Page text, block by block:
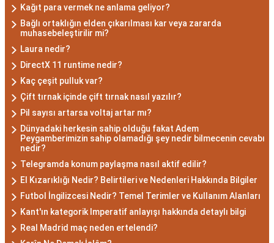
Akrep Burcu Erkeği
Özellikleri: Güçlü ve
Karizmatik
Akrep burcu erkeği, genellikle güçlü bir karaktere
ve derin bir içsel güce sahiptir. Karizmatik ve
etkileyici kişilikleriyle dikkat çekerler. Akrep burcu
erkekleri, duygusal derinlikleri ve tutkulu
yaklaşımlarıyla ilişkilerde derin bağlar kurabilirler.
Ancak, bazen kıskançlık eğilimleri de
gösterebilirler.
Akrep Burcu Kadını
Özellikleri: Çekici ve Zeki
Kağıt para vermek ne anlama geliyor?
Bağlı ortaklığın elden çıkarılması kar veya zararda
muhasebeleştirilir mi?
Laura nedir?
DirectX 11 runtime nedir?
Kaç çeşit pulluk var?
Çift tırnak içinde çift tırnak nasıl yazılır?
Pil sayısı artarsa voltaj artar mı?
Dünyadaki herkesin sahip olduğu fakat Adem
Peygamberimizin sahip olamadığı şey nedir bilmecenin cevabı
nedir?
Telegramda konum paylaşma nasıl aktif edilir?
El Kızarıklığı Nedir? Belirtileri ve Nedenleri Hakkında Bilgiler
Futbol İngilizcesi Nedir? Temel Terimler ve Kullanım Alanları
Kant'ın kategorik Imperatif anlayışı hakkında detaylı bilgi
Real Madrid maç neden ertelendi?